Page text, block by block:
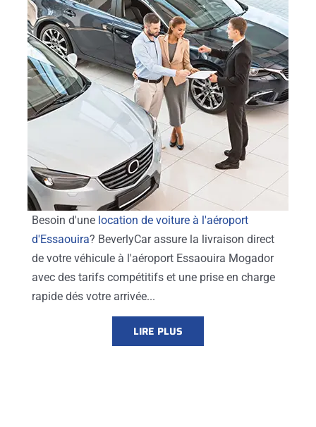
Besoin d'une location de voiture à l'aéroport
d'Essaouira? BeverlyCar assure la livraison direct
de votre véhicule à l'aéroport Essaouira Mogador
avec des tarifs compétitifs et une prise en charge
rapide dés votre arrivée...
LIRE PLUS